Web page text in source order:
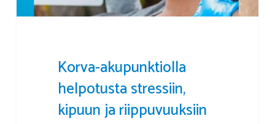
Korva-akupunktiolla
helpotusta stressiin,
kipuun ja riippuvuuksiin